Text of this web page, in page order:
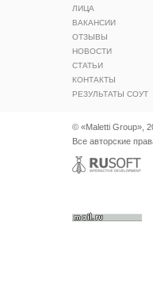
ЛИЦА
ВАКАНСИИ
ОТЗЫВЫ
НОВОСТИ
СТАТЬИ
КОНТАКТЫ
РЕЗУЛЬТАТЫ СОУТ
© «Maletti Group»,
Все авторские